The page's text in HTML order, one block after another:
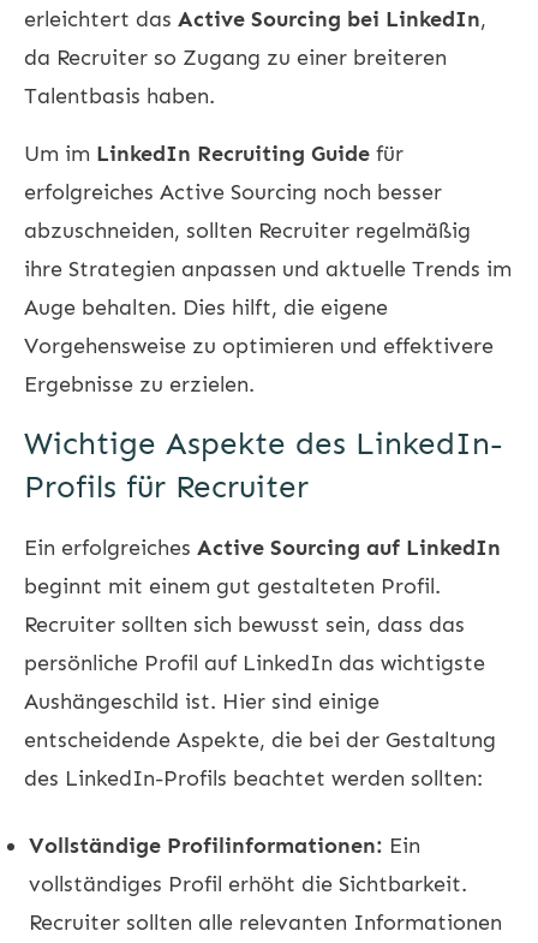
erleichtert das Active Sourcing bei LinkedIn,
da Recruiter so Zugang zu einer breiteren
Talentbasis haben.
Um im LinkedIn Recruiting Guide für
erfolgreiches Active Sourcing noch besser
abzuschneiden, sollten Recruiter regelmäßig
ihre Strategien anpassen und aktuelle Trends im
Auge behalten. Dies hilft, die eigene
Vorgehensweise zu optimieren und effektivere
Ergebnisse zu erzielen.
Wichtige Aspekte des LinkedIn-
Profils für Recruiter
Ein erfolgreiches Active Sourcing auf LinkedIn
beginnt mit einem gut gestalteten Profil.
Recruiter sollten sich bewusst sein, dass das
persönliche Profil auf LinkedIn das wichtigste
Aushängeschild ist. Hier sind einige
entscheidende Aspekte, die bei der Gestaltung
des LinkedIn-Profils beachtet werden sollten:
Vollständige Profilinformationen: Ein
vollständiges Profil erhöht die Sichtbarkeit.
Recruiter sollten alle relevanten Informationen